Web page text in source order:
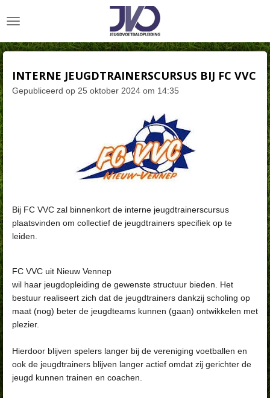
direct
de
INTERNE JEUGDTRAINERSCURSUS BIJ FC VVC
Gepubliceerd op 25 oktober 2024 om 14:35
Bij FC VVC zal binnenkort de interne jeugdtrainerscursus
plaatsvinden om collectief de jeugdtrainers specifiek op te
leiden.
FC VVC uit Nieuw Vennep
wil haar jeugdopleiding de gewenste structuur bieden. Het
bestuur realiseert zich dat de jeugdtrainers dankzij scholing op
maat (nog) beter de jeugdteams kunnen (gaan) ontwikkelen met
plezier.
Hierdoor blijven spelers langer bij de vereniging voetballen en
ook de jeugdtrainers blijven langer actief omdat zij gerichter de
jeugd kunnen trainen en coachen.